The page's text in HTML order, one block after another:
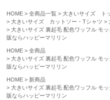
HOME 全商品一覧
大きいサイズ ト
大きいサイズ カットソー・Tシャツ
大きいサイズ 裏起毛 配色ワッフル モ
販ならハッピーマリリン
HOME
全商品
大きいサイズ 裏起毛 配色ワッフル モ
販ならハッピーマリリン
HOME
新商品
大きいサイズ 裏起毛 配色ワッフル モ
販ならハッピーマリリン